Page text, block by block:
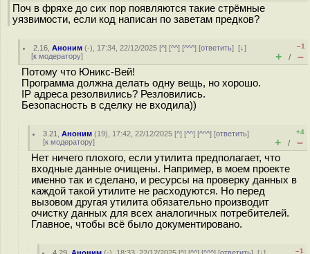
Поч в фряхе до сих пор появляются такие стрёмные
уязвимости, если код написан по заветам предков?
2.16 ,Аноним (-), 17:34, 22/12/2025 [^] [^^] [^^^] [ответить][↓]
[к модератору]
–1
+ / –
Потому что Юникс-Вей!
Программа должна делать одну вещь, но хорошо.
IP адреса резолвились? Резловились.
Безопасность в сделку не входила))
3.21 ,Аноним (19), 17:42, 22/12/2025 [^] [^^] [^^^] [ответить]
[к модератору]
+4
+ / –
Нет ничего плохого, если утилита предполагает, что
входные данные очищены. Например, в моем проекте
именно так и сделано, и ресурсы на проверку данных в
каждой такой утилите не расходуются. Но перед
вызовом другая утилита обязательно производит
очистку данных для всех аналогичных потребителей.
Главное, чтобы всё было документировано.
–1